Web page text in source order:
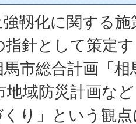
靱化に関する
針として策定
市総合計画「
地域防災計画な
くり」という観